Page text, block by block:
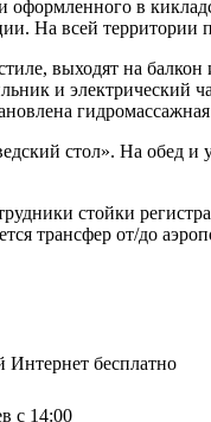
в
На всей территории
выходят на балкон
и
стол». На
стойки
трансфер от/до
Интернет бесплатно
с 14:00